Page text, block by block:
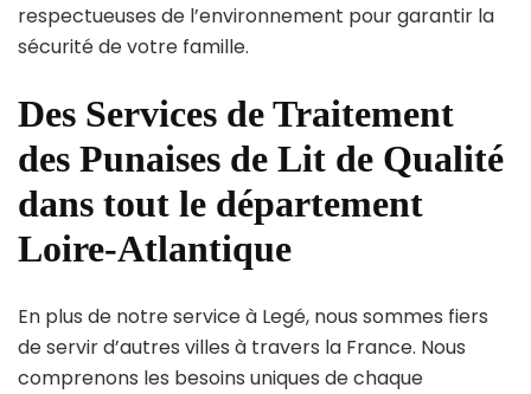
respectueuses de l’environnement pour garantir la
sécurité de votre famille.
Des Services de Traitement
des Punaises de Lit de Qualité
dans tout le département
Loire-Atlantique
En plus de notre service à Legé, nous sommes fiers
de servir d’autres villes à travers la France. Nous
comprenons les besoins uniques de chaque